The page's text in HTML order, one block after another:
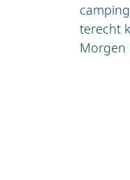
terecht
Morgen